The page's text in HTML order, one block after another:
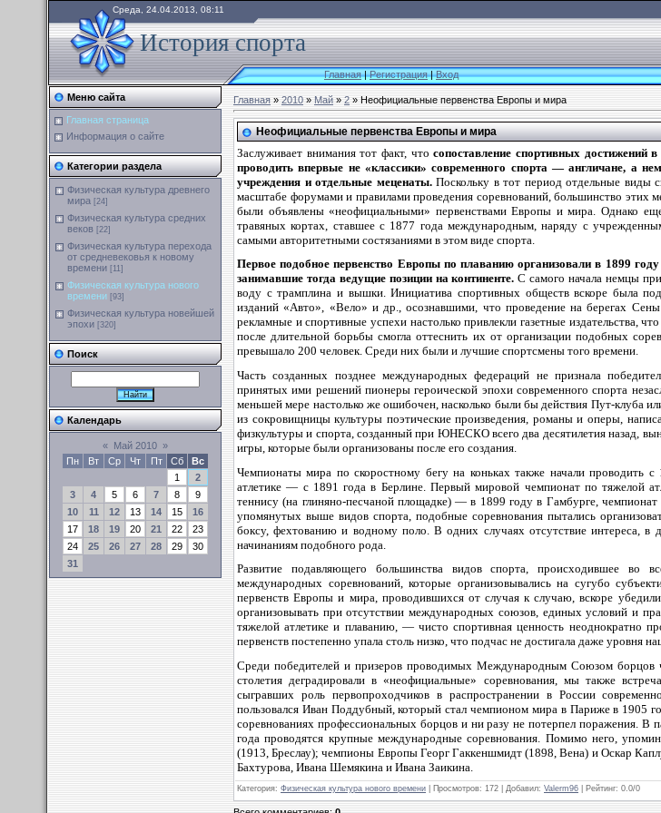
Среда, 24.04.2013, 08:11
История спорта
Главная|Регистрация|Вход
Меню сайта
Главная страница
Информация о сайте
Категории раздела
Физическая культура древнего
мира [24]
Физическая культура средних
веков [22]
Физическая культура перехода
от средневековья к новому
времени [11]
Физическая культура нового
времени [93]
Физическая культура новейшей
эпохи [320]
Поиск
Календарь
« Май 2010 »
Пн
Вт Ср Чт Пт Сб
Вс
1
2
3
4 5 6 7 8
9
10
11 12 13 14 15
16
17
18 19 20 21 22
23
24
25 26 27 28 29
30
31
Главная»2010»Май»2» Неофициальные первенства Европы и мира
Неофициальные первенства Европы и мира
Заслуживает внимания тот факт, что сопоставление спортивных достижений
проводить впервые не «классики» современного спорта — англичане, а
учреждения и отдельные меценаты.Поскольку в тот период отдельные виды
масштабе форумами и правилами проведения соревнований, большинство этих
были объявлены «неофициальными» первенствами Европы и мира. Однако
травяных кортах, ставшее с 1877 года международным, наряду с
самыми авторитетными состязаниями в этом виде спорта.
Первое подобное первенство Европы по плаванию организовали в 1899
занимавшие тогда ведущие позиции на континенте. С самого начала немцы
воду с трамплина и вышки. Инициатива спортивных обществ вскоре была
изданий «Авто», «Вело» и др., осознавшими, что проведение на берегах
рекламные и спортивные успехи настолько привлекли газетные издательства,
после длительной борьбы смогла оттеснить их от организации подобных
превышало 200 человек. Среди них были и лучшие спортсмены того времени.
Часть созданных позднее международных федераций не признала
принятых ими решений пионеры героической эпохи современного спорта
меньшей мере настолько же ошибочен, насколько были бы действия Пут-клуба
из сокровищницы культуры поэтические произведения, романы и оперы,
физкультуры и спорта, созданный при ЮНЕСКО всего два десятилетия назад,
игры, которые были организованы после его создания.
Чемпионаты мира по скоростному бегу на коньках также начали проводить
атлетике — с 1891 года в Берлине. Первый мировой чемпионат по тяжелой
теннису (на глиняно-песчаной площадке) — в 1899 году в Гамбурге,
упомянутых выше видов спорта, подобные соревнования пытались
боксу, фехтованию и водному поло. В одних случаях отсутствие интереса,
начинаниям подобного рода.
Развитие подавляющего большинства видов спорта, происходившее
международных соревнований, которые организовывались на сугубо
первенств Европы и мира, проводившихся от случая к случаю, вскоре
организовывать при отсутствии международных союзов, единых условий и
тяжелой атлетике и плаванию, — чисто спортивная ценность неоднократно
первенств постепенно упала столь низко, что подчас не достигала даже уровня
Среди победителей и призеров проводимых Международным Союзом борцов
столетия деградировали в «неофициальные» соревнования, мы также
сыгравших роль первопроходчиков в распространении в России
пользовался Иван Поддубный, который стал чемпионом мира в Париже в 1905
соревнованиях профессиональных борцов и ни разу не потерпел поражения. В
года проводятся крупные международные соревнования. Помимо него,
(1913, Бреслау); чемпионы Европы Георг Гаккеншмидт (1898, Вена) и Оскар
Бахтурова, Ивана Шемякина и Ивана Заикина.
Категория: Физическая культура нового времени | Просмотров: 172 | Добавил: Valerm96 | Рейтинг: 0.0/0